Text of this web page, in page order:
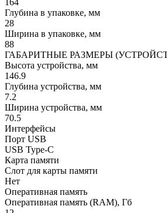
Глубина в упаковке, мм
28
Ширина в упаковке, мм
88
ГАБАРИТНЫЕ РАЗМЕРЫ
Высота устройства, мм
146.9
Глубина устройства, мм
7.2
Ширина устройства, мм
70.5
Интерфейсы
Порт USB
USB Type-C
Карта памяти
Слот для карты памяти
Нет
Оперативная память
Оперативная память (RAM), Гб